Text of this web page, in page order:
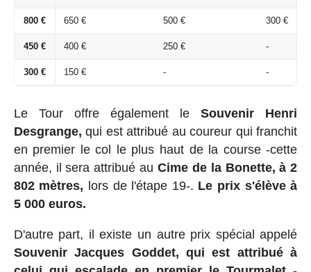
800 € 650 € 500 € 300 €
450 € 400 € 250 € -
300 € 150 € - -
Le Tour offre également leSouvenir Henri
Desgrange, qui est attribué au coureur qui franchit
en premier le col le plus haut de la course -cette
année, il sera attribué au Cime de la Bonette, à 2
802 mètres, lors de l'étape 19-. Le prix s'élève à
5 000 euros.
D'autre part, il existe un autre prix spécial appelé
Souvenir Jacques Goddet, qui est attribué à